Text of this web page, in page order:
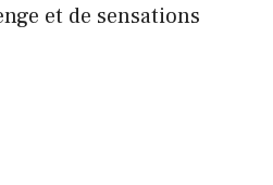
et de sensations